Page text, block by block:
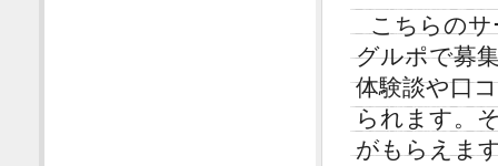
こちらの
グルポで募
体験談や口
られます。
がもらえま